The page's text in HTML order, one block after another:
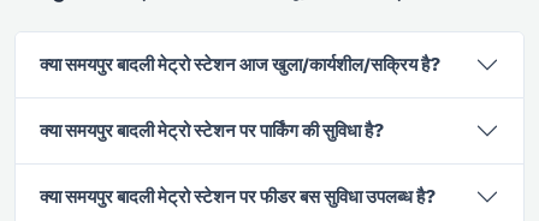
क्या समयपुर बादली मेट्रो स्टेशन आज खुला/कार्यशील/सक्रिय है?
क्या समयपुर बादली मेट्रो स्टेशन पर पार्किंग की सुविधा है?
क्या समयपुर बादली मेट्रो स्टेशन पर फीडर बस सुविधा उपलब्ध है?